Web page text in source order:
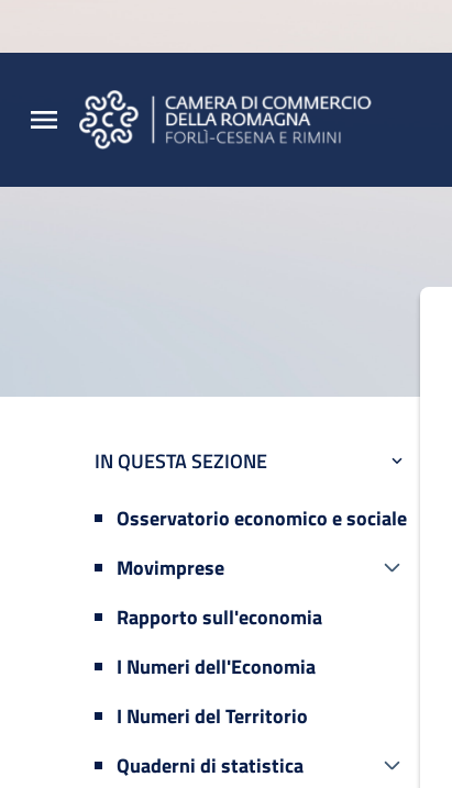
IN QUESTA SEZIONE
Osservatorio economico e sociale
Movimprese
Rapporto sull'economia
I Numeri dell'Economia
I Numeri del Territorio
Quaderni di statistica